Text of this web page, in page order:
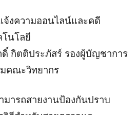
จ้งความออนไลน์และคดี
นโลยี
กิตติประภัสร์ รองผู้บัญชาการ
คณะวิทยากร
มารถสายงานป้องกันปราบ